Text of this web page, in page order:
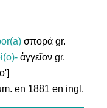
σπoρά gr.
ἀγγεῖον gr.
en 1881 en ingl.